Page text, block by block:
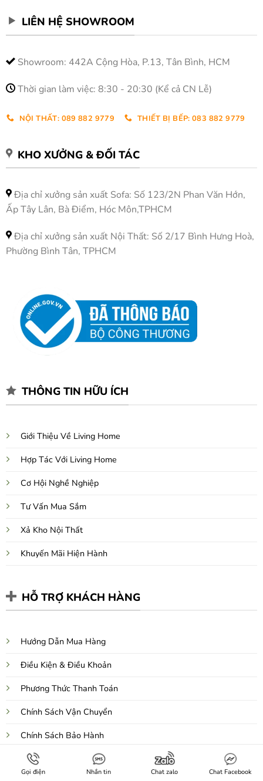
LIÊN HỆ SHOWROOM
Showroom: 442A Cộng Hòa, P.13, Tân Bình, HCM
Thời gian làm việc: 8:30 - 20:30 (Kể cả CN Lễ)
NỘI THẤT: 089 882 9779 THIẾT BỊ BẾP: 083 882 9779
KHO XƯỞNG & ĐỐI TÁC
Địa chỉ xưởng sản xuất Sofa: Số 123/2N Phan Văn Hớn,
Ấp Tây Lân, Bà Điểm, Hóc Môn,TPHCM
Địa chỉ xưởng sản xuất Nội Thất: Số 2/17 Bình Hưng Hoà,
Phường Bình Tân, TPHCM
THÔNG TIN HỮU ÍCH
Giới Thiệu Về Living Home
Hợp Tác Với Living Home
Cơ Hội Nghề Nghiệp
Tư Vấn Mua Sắm
Xả Kho Nội Thất
Khuyến Mãi Hiện Hành
HỖ TRỢ KHÁCH HÀNG
Hướng Dẫn Mua Hàng
Điều Kiện & Điều Khoản
Phương Thức Thanh Toán
Chính Sách Vận Chuyển
Chính Sách Bảo Hành
Chính Sách Bảo Mật
Gọi điện Nhắn tin Chat zalo Chat Facebook